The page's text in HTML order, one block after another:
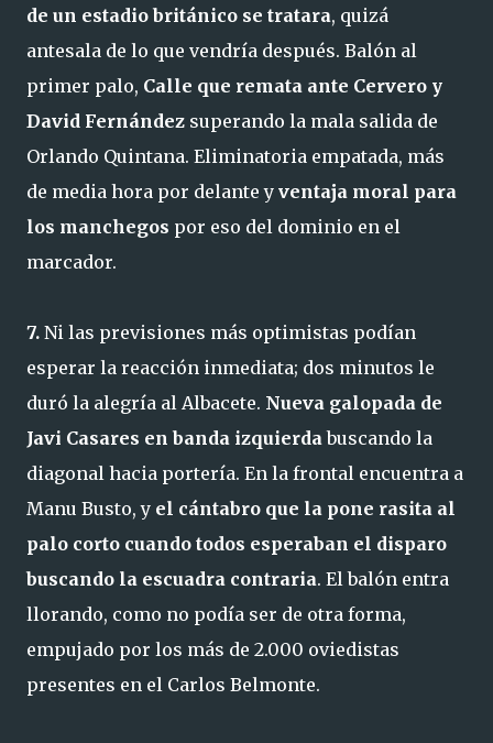
de un estadio británico se tratara, quizá
antesala de lo que vendría después. Balón al
primer palo, Calle que remata ante Cervero y
David Fernández superando la mala salida de
Orlando Quintana. Eliminatoria empatada, más
de media hora por delante y ventaja moral para
los manchegos por eso del dominio en el
marcador.
7. Ni las previsiones más optimistas podían
esperar la reacción inmediata; dos minutos le
duró la alegría al Albacete. Nueva galopada de
Javi Casares en banda izquierdabuscando la
diagonal hacia portería. En la frontal encuentra a
Manu Busto, y el cántabro que la pone rasita al
palo corto cuando todos esperaban el disparo
buscando la escuadra contraria. El balón entra
llorando, como no podía ser de otra forma,
empujado por los más de 2.000 oviedistas
presentes en el Carlos Belmonte.